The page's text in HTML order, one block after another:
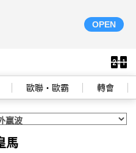
OPEN
歐聯‧歐霸 轉會
馬